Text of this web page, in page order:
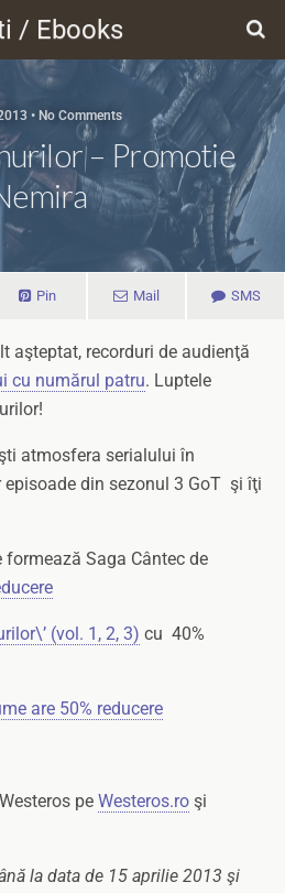
/ Ebooks
• No Comments
– Promotie
Pin Mail SMS
aşteptat, recorduri de audienţă
cu numărul patru. Luptele
atmosfera serialului în
din sezonul 3 GoT şi îţi
Saga Cântec de
(vol. 1, 2, 3) cu 40%
are 50% reducere
pe Westeros.ro şi
la data de 15 aprilie 2013 şi